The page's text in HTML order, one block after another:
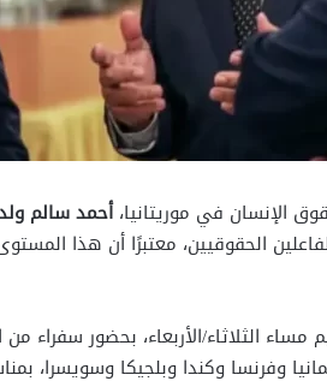
الإنسان في موريتانيا،أحمد سالم
الحقوقيين، معتبرًا أن هذا
الثلاثاء/الأربعاء، بحضور سفراء من
وفرنسا وكندا وبلجيكا وسويسرا،